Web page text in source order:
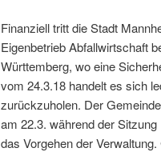
Finanziell tritt die Stadt
Eigenbetrieb Abfallwirtschaft
Württemberg, wo eine
vom 24.3.18 handelt es sich
zurückzuholen. Der
am 22.3. während der
das Vorgehen der